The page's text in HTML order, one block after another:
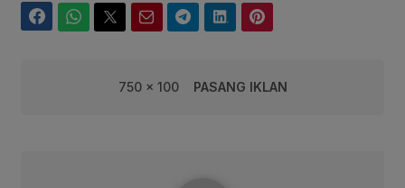
750 x 100 PASANG IKLAN